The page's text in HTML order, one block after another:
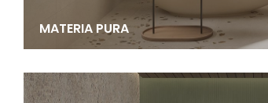
MATERIA PURA